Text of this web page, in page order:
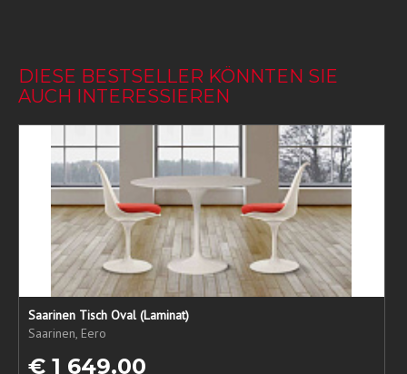
DIESE BESTSELLER KÖNNTEN SIE
AUCH INTERESSIEREN
Saarinen Tisch Oval (Laminat)
Saarinen, Eero
€ 1 649.00